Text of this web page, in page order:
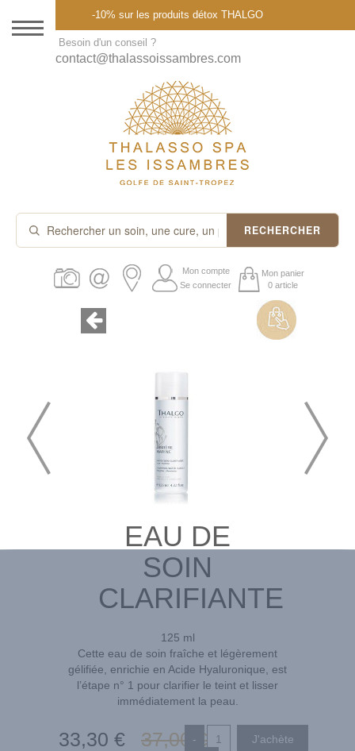
DESTINATION
THALASSO SPA
CURES ET FORFAITS
SOINS À LA CARTE
ABONNEMENTS
PROMOS
-10% sur les produits détox THALGO
Besoin d'un conseil ?
contact@thalassoissambres.com
RECHERCHER
Mon compte
Se connecter
Mon panier
0 article
EAU DE
SOIN
CLARIFIANTE
125 ml
Cette eau de soin fraîche et légèrement
gélifiée, enrichie en Acide Hyaluronique, est
l’étape n° 1 pour clarifier le teint et lisser
immédiatement la peau.
33,30 € 37,00 €
-